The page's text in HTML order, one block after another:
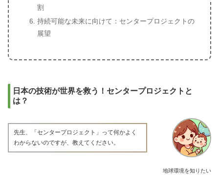
割
持続可能な未来に向けて：センタープロジェクトの
展望
日本の技術が世界を救う！センタープロジェクトと
は？
地球環境を知りたい
先生、「センタープロジェクト」って何かよく
わからないのですが、教えてください。